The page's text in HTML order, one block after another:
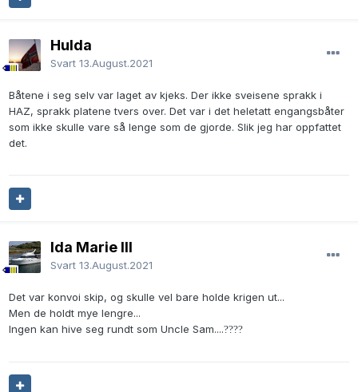
Hulda
Svart 13.August.2021
Båtene i seg selv var laget av kjeks. Der ikke sveisene sprakk i
HAZ, sprakk platene tvers over. Det var i det heletatt engangsbåter
som ikke skulle vare så lenge som de gjorde. Slik jeg har oppfattet
det.
Ida Marie III
Svart 13.August.2021
Det var konvoi skip, og skulle vel bare holde krigen ut...
Men de holdt mye lengre...
Ingen kan hive seg rundt som Uncle Sam....????